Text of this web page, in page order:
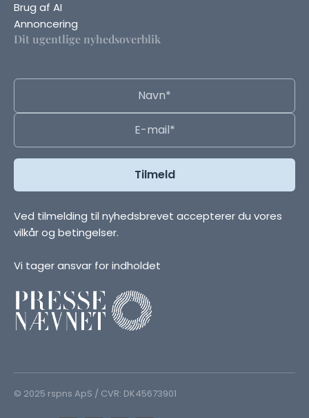
Brug af AI
Annoncering
Dit ugentlige nyhedsoverblik
Ved tilmelding til nyhedsbrevet accepterer du vores
vilkår og betingelser.
Vi tager ansvar for indholdet
© 2025 rspns ApS / CVR: DK45673901